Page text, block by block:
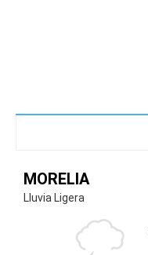
MORELIA
Lluvia Ligera